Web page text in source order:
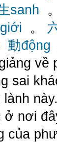
sanh 。
。
動động
về
sai
lành
ở nơi
của